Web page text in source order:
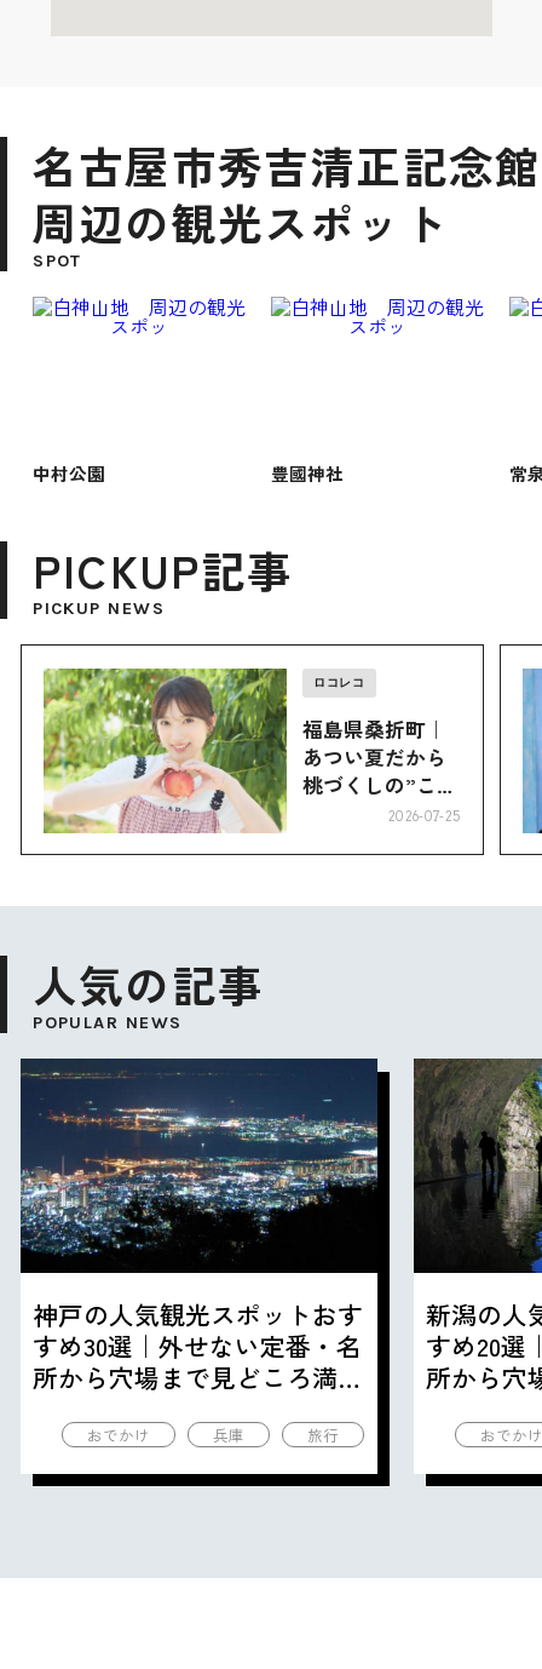
名古屋市秀吉清正記念館
周辺の観光スポット
SPOT
中村公園 豊國神社 常
PICKUP記事
PICKUP NEWS
ロコレコ
福島県桑折町｜
あつい夏だから
桃づくしの”こお
2026-07-25
人気の記事
POPULAR NEWS
神戸の人気観光スポットおす
すめ30選｜外せない定番・名
所から穴場まで見どころ満載
おでかけ 兵庫 旅行
新潟の人
すめ20選
所から穴
おでか